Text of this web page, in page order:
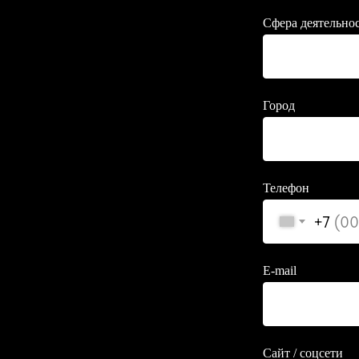
Сфера
Город
Телефон
+7
E-mail
Сайт / соцсети